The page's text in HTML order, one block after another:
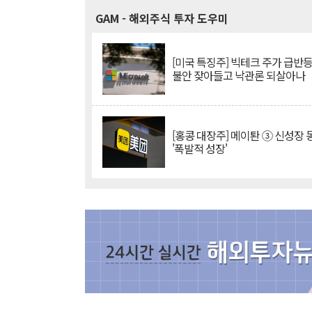
GAM - 해외주식 투자 도우미
[미국 특징주] 빅테크 주가 급반
불안 잦아들고 낙관론 되살아나
[홍콩 대장주] 메이퇀 ③ 신성장
'폭발적 성장'